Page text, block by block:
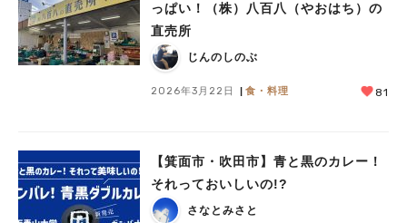
っぱい！（株）八百八（やおはち）の
直売所
じんのしのぶ
2026年3月22日 食・料理 81
【箕面市・吹田市】青と黒のカレー！
それっておいしいの!?
さなとみさと